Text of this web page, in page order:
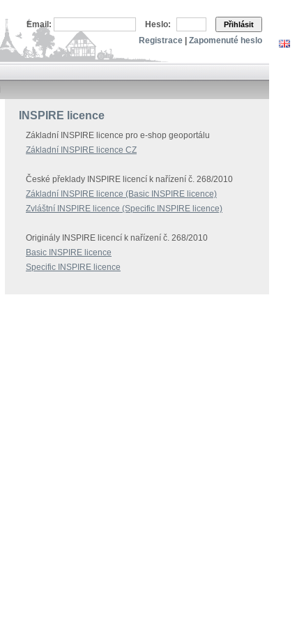
Email: Heslo: Přihlásit
Registrace Zapomenuté heslo
INSPIRE licence
Základní INSPIRE licence pro e-shop geoportálu
Základní INSPIRE licence CZ
České překlady INSPIRE licencí k nařízení č. 268/2010
Základní INSPIRE licence (Basic INSPIRE licence)
Zvláštní INSPIRE licence (Specific INSPIRE licence)
Originály INSPIRE licencí k nařízení č. 268/2010
Basic INSPIRE licence
Specific INSPIRE licence